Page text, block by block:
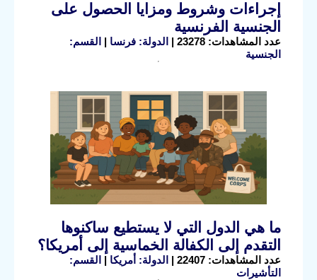
إجراءات وشروط ومزايا الحصول على
الجنسية الفرنسية
عدد المشاهدات: 23278 | الدولة: فرنسا | القسم:
الجنسية
ما هي الدول التي لا يستطيع ساكنوها
التقدم إلى الكفالة الخماسية إلى أمريكا؟
عدد المشاهدات: 22407 | الدولة: أمريكا | القسم:
التأشيرات